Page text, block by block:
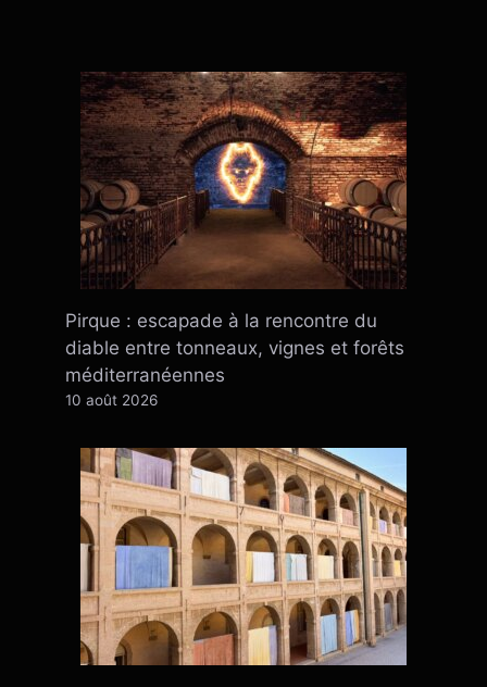
Pirque : escapade à la rencontre du
diable entre tonneaux, vignes et forêts
méditerranéennes
10 août 2026